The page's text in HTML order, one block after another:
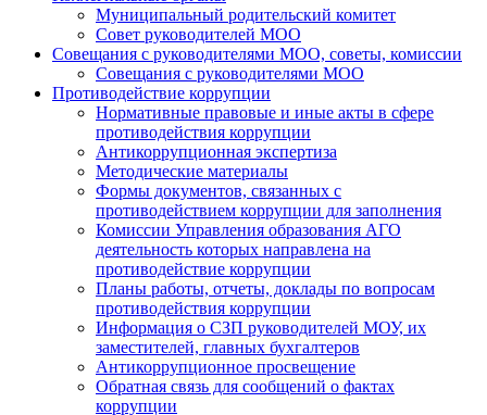
Муниципальный родительский комитет
Совет руководителей МОО
Совещания с руководителями МОО, советы, комиссии
Совещания с руководителями МОО
Противодействие коррупции
Нормативные правовые и иные акты в сфере
противодействия коррупции
Антикоррупционная экспертиза
Методические материалы
Формы документов, связанных с
противодействием коррупции для заполнения
Комиссии Управления образования АГО
деятельность которых направлена на
противодействие коррупции
Планы работы, отчеты, доклады по вопросам
противодействия коррупции
Информация о СЗП руководителей МОУ, их
заместителей, главных бухгалтеров
Антикоррупционное просвещение
Обратная связь для сообщений о фактах
коррупции